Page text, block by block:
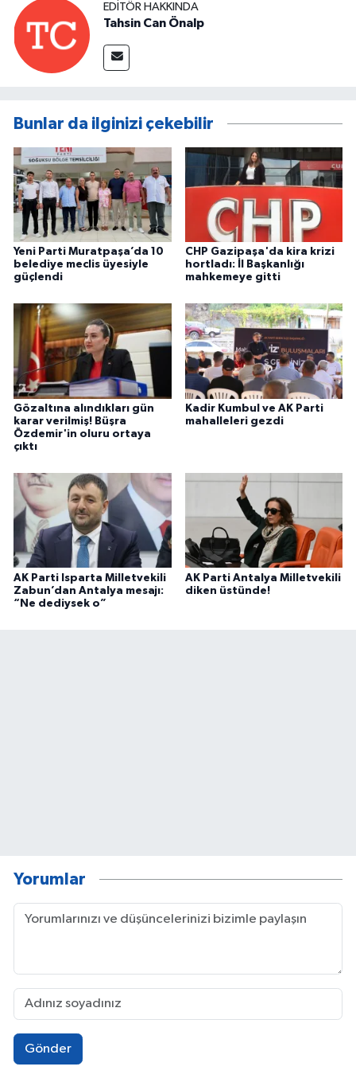
EDITÖR HAKKINDA
Tahsin Can Önalp
Bunlar da ilginizi çekebilir
Yeni Parti Muratpaşa’da 10
belediye meclis üyesiyle
güçlendi
CHP Gazipaşa'da kira krizi
hortladı: İl Başkanlığı
mahkemeye gitti
Gözaltına alındıkları gün
karar verilmiş! Büşra
Özdemir'in oluru ortaya
çıktı
Kadir Kumbul ve AK Parti
mahalleleri gezdi
AK Parti Isparta Milletvekili
Zabun’dan Antalya mesajı:
“Ne dediysek o”
AK Parti Antalya Milletvekili
diken üstünde!
Yorumlar
Gönder